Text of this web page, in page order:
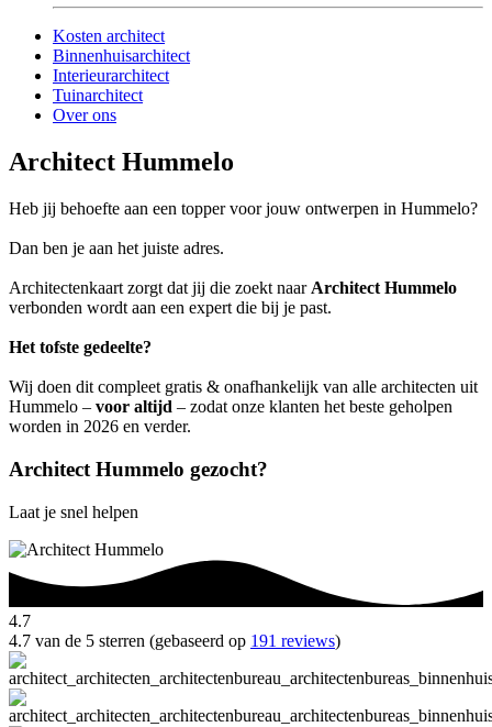
Kosten architect
Binnenhuisarchitect
Interieurarchitect
Tuinarchitect
Over ons
Architect Hummelo
Heb jij behoefte aan een topper voor jouw ontwerpen in Hummelo?
Dan ben je aan het juiste adres.
Architectenkaart zorgt dat jij die zoekt naar Architect Hummelo
verbonden wordt aan een expert die bij je past.
Het tofste gedeelte?
Wij doen dit compleet gratis & onafhankelijk van alle architecten uit
Hummelo – voor altijd – zodat onze klanten het beste geholpen
worden in 2026 en verder.
Architect Hummelo gezocht?
Laat je snel helpen
4.7
4.7 van de 5 sterren (gebaseerd op 191 reviews)